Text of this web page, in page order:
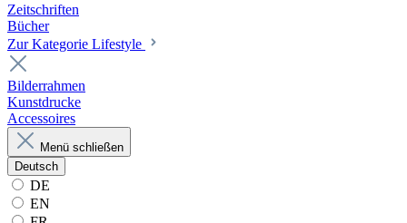
Zeitschriften
Bücher
Zur Kategorie Lifestyle
Bilderrahmen
Kunstdrucke
Accessoires
Menü schließen
Deutsch
DE
EN